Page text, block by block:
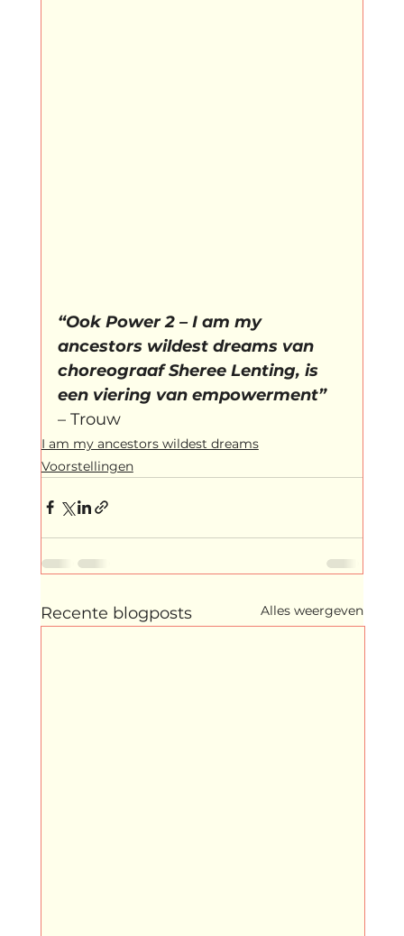
“Ook Power 2 – I am my
ancestors wildest dreams van
choreograaf Sheree Lenting, is
een viering van empowerment”
– Trouw
I am my ancestors wildest dreams
Voorstellingen
Recente blogposts Alles weergeven